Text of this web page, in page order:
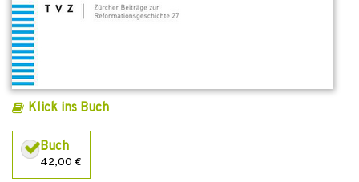
Klick ins Buch
Buch
42,00 €